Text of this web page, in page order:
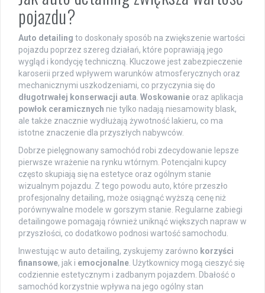
pojazdu?
Auto detailing to doskonały sposób na zwiększenie wartości
pojazdu poprzez szereg działań, które poprawiają jego
wygląd i kondycję techniczną. Kluczowe jest zabezpieczenie
karoserii przed wpływem warunków atmosferycznych oraz
mechanicznymi uszkodzeniami, co przyczynia się do
długotrwałej konserwacji auta. Woskowanie oraz aplikacja
powłok ceramicznych nie tylko nadają niesamowity blask,
ale także znacznie wydłużają żywotność lakieru, co ma
istotne znaczenie dla przyszłych nabywców.
Dobrze pielęgnowany samochód robi zdecydowanie lepsze
pierwsze wrażenie na rynku wtórnym. Potencjalni kupcy
często skupiają się na estetyce oraz ogólnym stanie
wizualnym pojazdu. Z tego powodu auto, które przeszło
profesjonalny detailing, może osiągnąć wyższą cenę niż
porównywalne modele w gorszym stanie. Regularne zabiegi
detailingowe pomagają również uniknąć większych napraw w
przyszłości, co dodatkowo podnosi wartość samochodu.
Inwestując w auto detailing, zyskujemy zarówno korzyści
finansowe, jak i emocjonalne. Użytkownicy mogą cieszyć się
codziennie estetycznym i zadbanym pojazdem. Dbałość o
samochód korzystnie wpływa na jego ogólny stan